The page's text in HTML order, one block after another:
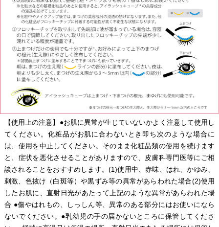
【使用上の注意】●お肌に異常が生じていないかよく注意して使用し
てください。化粧品がお肌に合わないとき即ち次のような場合に
は、使用を中止してください。そのまま化粧品類の使用を続けます
と、症状を悪化させることがありますので、皮膚科専門医等にご相
談されることをおすすめします。(1)使用中、赤味、はれ、かゆみ、
刺激、色抜け（白斑等）や黒ずみ等の異常があらわれた場合(2)使用
したお肌に、直射日光があたって上記のような異常があらわれた場
合 ●傷やはれもの、しっしん等、異常のある部分にはお使いになら
ないでください。●乳幼児の手の届かないところに保管してくださ